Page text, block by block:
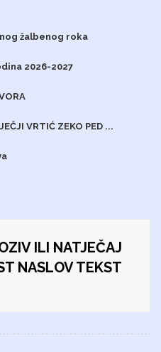
žalbenog roka
2026-2027
VRTIĆ ZEKO PED ...
ILI NATJEČAJ
NASLOV TEKST